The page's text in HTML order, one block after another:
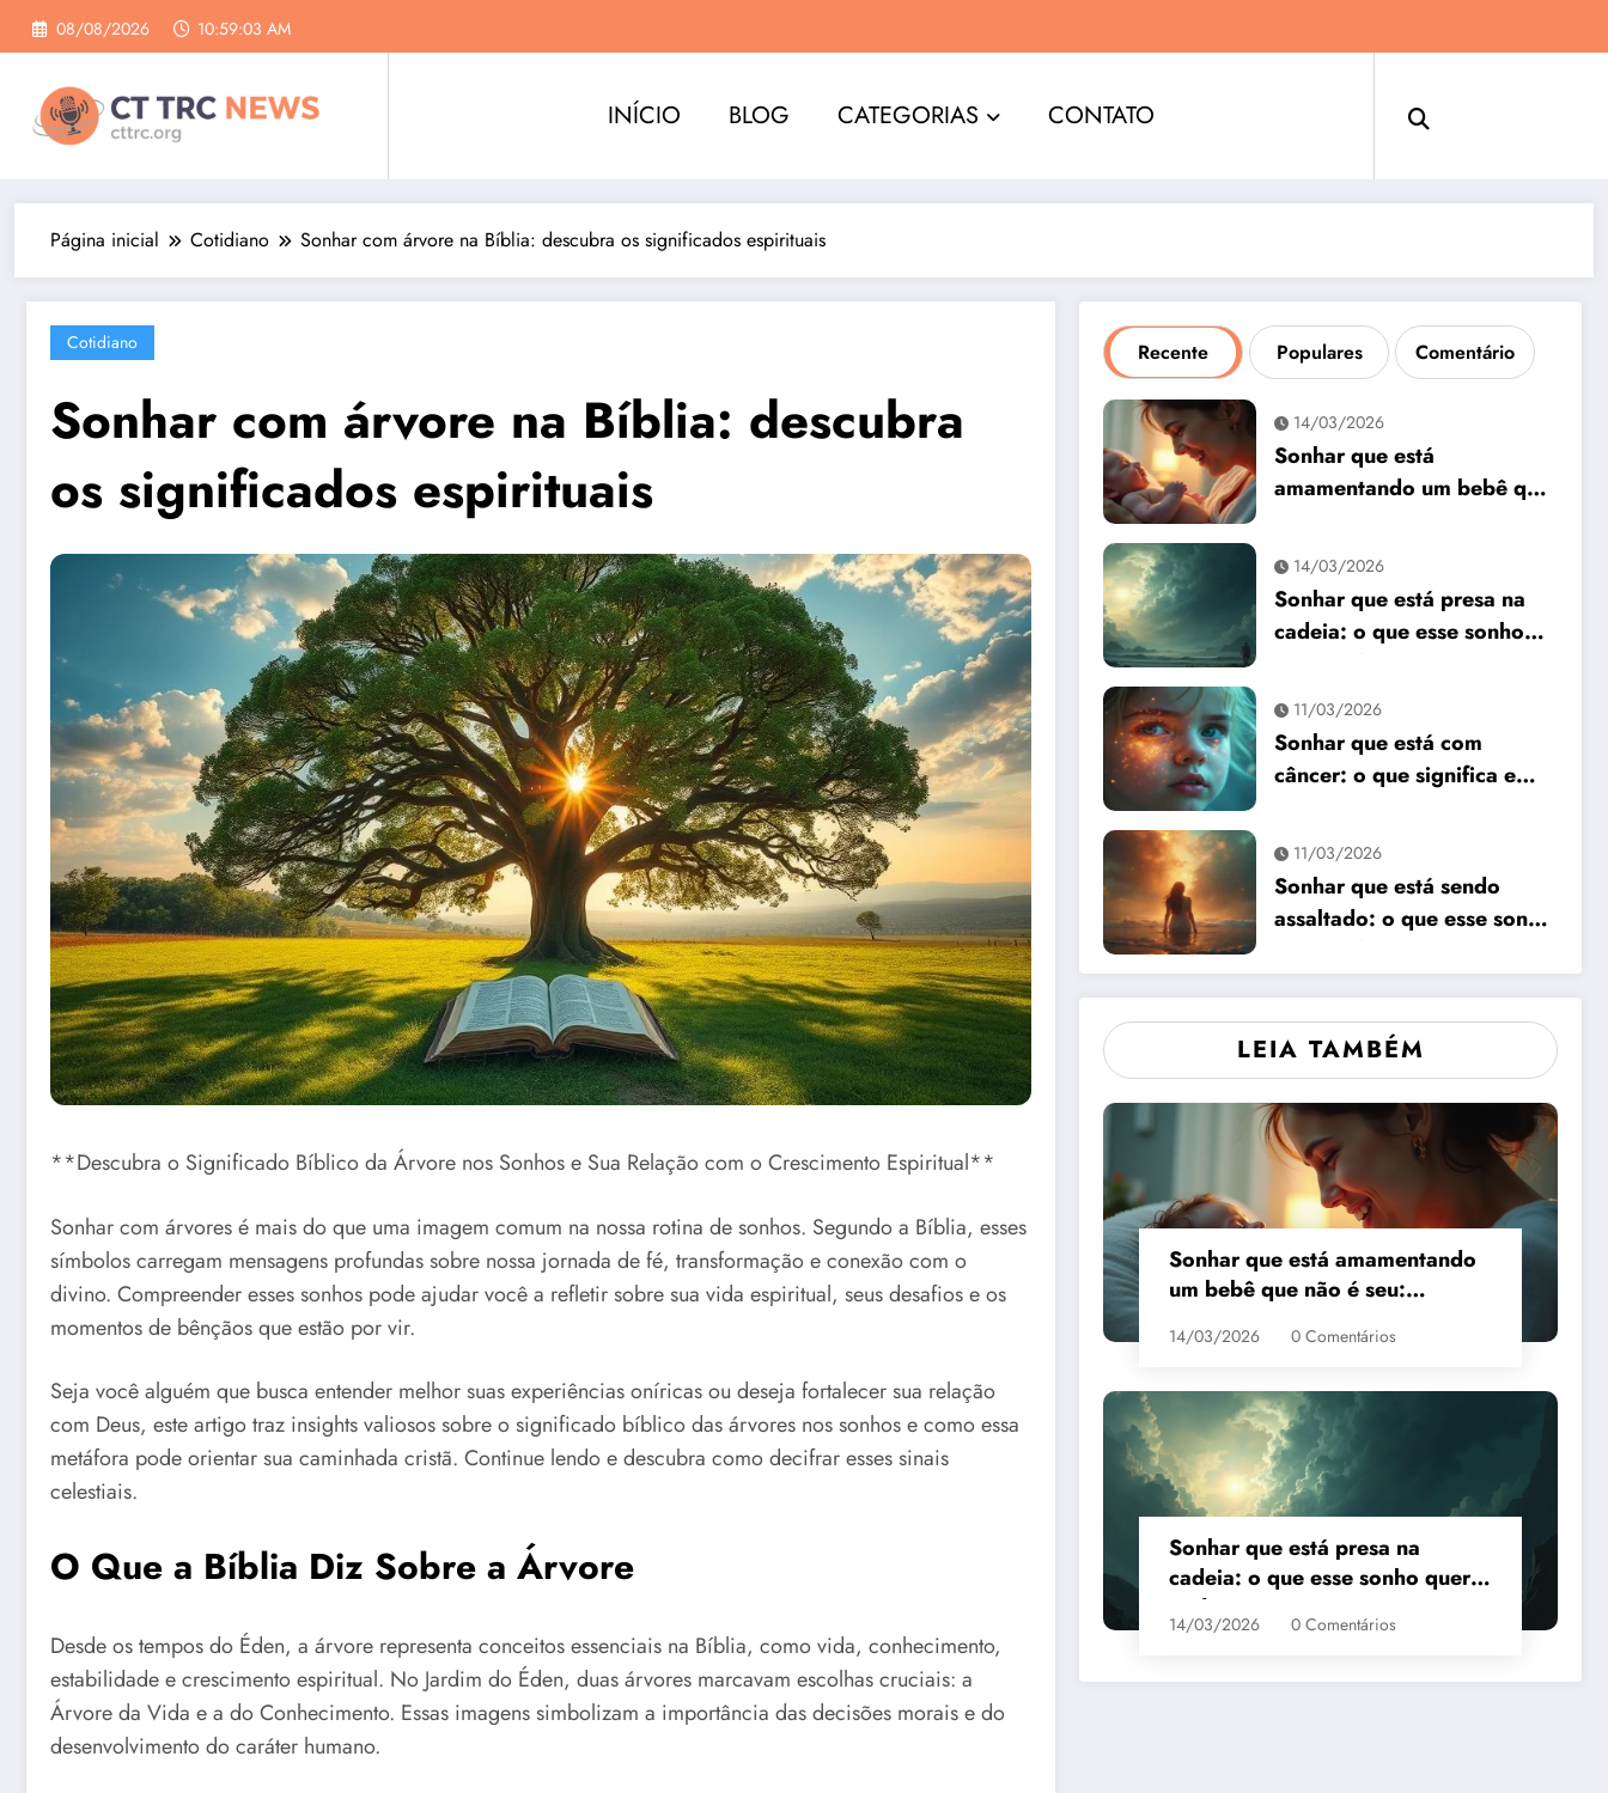
Pular
para
conteúdo
08/08/2026 10:59:03 AM
INÍCIO BLOG CATEGORIAS CONTATO
Página inicial Cotidiano Sonhar com árvore na Bíblia: descubra os significados espirituais
Cotidiano
Sonhar com árvore na Bíblia: descubra
os significados espirituais
**Descubra o Significado Bíblico da Árvore nos Sonhos e Sua Relação com o Crescimento Espiritual**
Sonhar com árvores é mais do que uma imagem comum na nossa rotina de sonhos. Segundo a Bíblia, esses
símbolos carregam mensagens profundas sobre nossa jornada de fé, transformação e conexão com o
divino. Compreender esses sonhos pode ajudar você a refletir sobre sua vida espiritual, seus desafios e os
momentos de bênçãos que estão por vir.
Seja você alguém que busca entender melhor suas experiências oníricas ou deseja fortalecer sua relação
com Deus, este artigo traz insights valiosos sobre o significado bíblico das árvores nos sonhos e como essa
metáfora pode orientar sua caminhada cristã. Continue lendo e descubra como decifrar esses sinais
celestiais.
O Que a Bíblia Diz Sobre a Árvore
Desde os tempos do Éden, a árvore representa conceitos essenciais na Bíblia, como vida, conhecimento,
estabilidade e crescimento espiritual. No Jardim do Éden, duas árvores marcavam escolhas cruciais: a
Árvore da Vida e a do Conhecimento. Essas imagens simbolizam a importância das decisões morais e do
desenvolvimento do caráter humano.
Recente Populares Comentário
14/03/2026
Sonhar que está
amamentando um bebê que
14/03/2026
Sonhar que está presa na
cadeia: o que esse sonho
11/03/2026
Sonhar que está com
câncer: o que significa e
11/03/2026
Sonhar que está sendo
assaltado: o que esse sonho
LEIA TAMBÉM
Sonhar que está amamentando
um bebê que não é seu:
14/03/2026 0 Comentários
Sonhar que está presa na
cadeia: o que esse sonho quer
te dizer?
14/03/2026 0 Comentários